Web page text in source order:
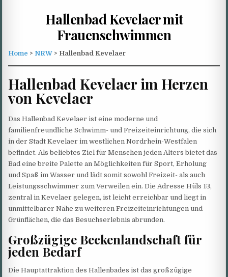
Hallenbad Kevelaer mit
Frauenschwimmen
Home > NRW > Hallenbad Kevelaer
Hallenbad Kevelaer im Herzen
von Kevelaer
Das Hallenbad Kevelaer ist eine moderne und
familienfreundliche Schwimm- und Freizeiteinrichtung, die sich
in der Stadt Kevelaer im westlichen Nordrhein-Westfalen
befindet. Als beliebtes Ziel für Menschen jeden Alters bietet das
Bad eine breite Palette an Möglichkeiten für Sport, Erholung
und Spaß im Wasser und lädt somit sowohl Freizeit- als auch
Leistungsschwimmer zum Verweilen ein. Die Adresse Hüls 13,
zentral in Kevelaer gelegen, ist leicht erreichbar und liegt in
unmittelbarer Nähe zu weiteren Freizeiteinrichtungen und
Grünflächen, die das Besuchserlebnis abrunden.
Großzügige Beckenlandschaft für
jeden Bedarf
Die Hauptattraktion des Hallenbades ist das großzügige